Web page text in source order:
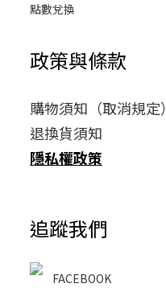
點數兌換
政策與條款
購物須知（取消規定）
退換貨須知
隱私權政策
追蹤我們
FACEBOOK